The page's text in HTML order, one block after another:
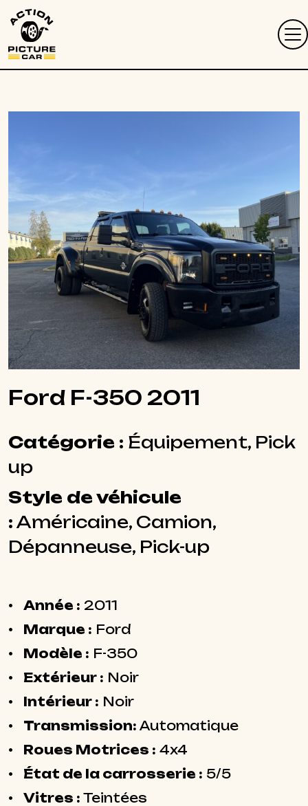
Ford F-350 2011
Catégorie : Équipement, Pick
up
Style de véhicule
: Américaine, Camion,
Dépanneuse, Pick-up
Année : 2011
Marque : Ford
Modèle : F-350
Extérieur : Noir
Intérieur : Noir
Transmission: Automatique
Roues Motrices : 4x4
État de la carrosserie : 5/5
Vitres : Teintées